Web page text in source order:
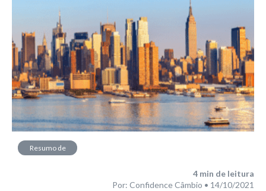
Resumo de
4 min de leitura
Por: Confidence Câmbio • 14/10/2021